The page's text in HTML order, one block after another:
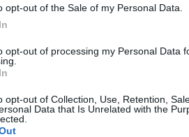
opt-out of the Sale of my Personal Data.
opt-out of processing my Personal Data
opt-out of Collection, Use, Retention,
Data that Is Unrelated with the
a los últimos 12 meses,
dólares. Estos resultados reflejan
favorables en divisas.